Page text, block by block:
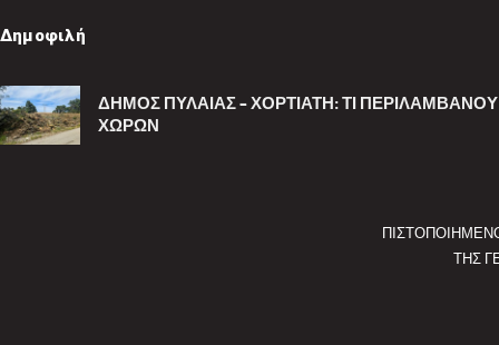
Δημοφιλή
ΔΉΜΟΣ ΠΥΛΑΊΑΣ – ΧΟΡΤΙΆΤΗ: ΤΙ
ΧΏΡΩΝ
ΤΗΣ